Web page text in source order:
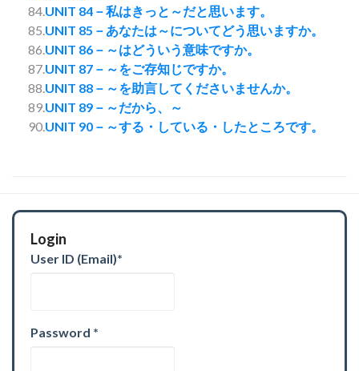
84.UNIT 84－私はきっと～だと思います。
85.UNIT 85－あなたは～についてどう思いますか。
86.UNIT 86－～はどういう意味ですか。
87.UNIT 87－～をご存知じですか。
88.UNIT 88－～を助言してくださいませんか。
89.UNIT 89－～だから、～
90.UNIT 90－～する・している・したところです。
Login
User ID (Email)*
Password *